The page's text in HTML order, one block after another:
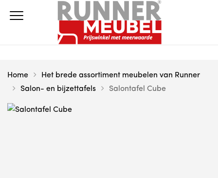
Home
Het brede assortiment meubelen van Runner
Salon- en bijzettafels
Salontafel Cube